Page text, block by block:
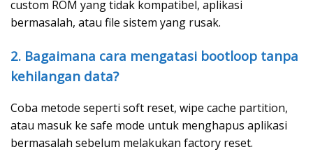
custom ROM yang tidak kompatibel, aplikasi
bermasalah, atau file sistem yang rusak.
2. Bagaimana cara mengatasi bootloop tanpa
kehilangan data?
Coba metode seperti soft reset, wipe cache partition,
atau masuk ke safe mode untuk menghapus aplikasi
bermasalah sebelum melakukan factory reset.